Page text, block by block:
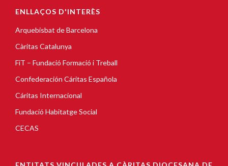
ENLLAÇOS D'INTERÈS
Arquebisbat de Barcelona
Càritas Catalunya
FiT – Fundació Formació i Treball
Confederación Cáritas Española
Cáritas Internacional
Fundació Habitatge Social
CECAS